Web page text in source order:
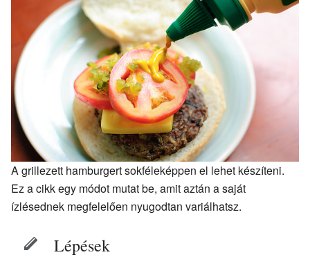
A grillezett hamburgert sokféleképpen el lehet készíteni.
Ez a cikk egy módot mutat be, amit aztán a saját
ízlésednek megfelelően nyugodtan variálhatsz.
Lépések